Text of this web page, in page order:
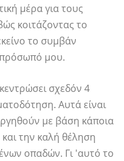
μέρα για τους
κοιτάζοντας το
το συμβάν
μου.
σχεδόν 4
Αυτά είναι
με βάση κάποια
και την καλή θέληση
οπαδών. Γι 'αυτό το